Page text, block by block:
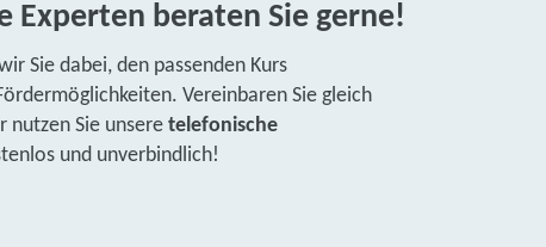
Experten beraten Sie gerne!
Sie dabei, den passenden Kurs
Vereinbaren Sie gleich
nutzen Sie unsere telefonische
und unverbindlich!